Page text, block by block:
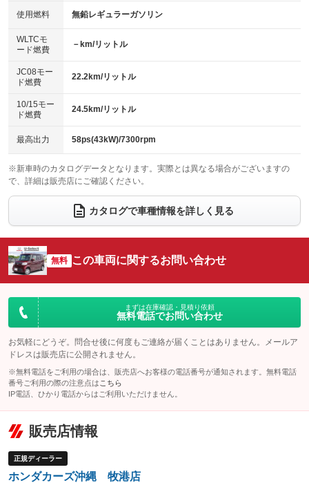
100V電源
：装備なし
センターデフロック
：装備なし
電動格納ミラー
：装備なし
バックカメラ
：装備あり
エアロ
：装備なし
：装備なし
パワーシート
ベンチシート
：装備なし
チップアップシート
：装備なし
：装備なし ：装備なし
ウォークスルー
：装備なし
電動リアゲート フロントカメラ
：装備なし
：装備なし ：装備なし
サイドカメラ
：装備なし ルーフレール
：装備なし
：装備なし
：装備なし
使用燃料 無鉛レギュラーガソリン
WLTCモ
ード燃費
－km/リットル
JC08モー
ド燃費
22.2km/リットル
10/15モー
ド燃費
24.5km/リットル
最高出力 58ps(43kW)/7300rpm
※新車時のカタログデータとなります。実際とは異なる場合がございますの
で、詳細は販売店にご確認ください。
カタログで車種情報を詳しく見る
無料 この車両に関するお問い合わせ
まずは在庫確認・見積り依頼
無料電話でお問い合わせ
お気軽にどうぞ。問合せ後に何度もご連絡が届くことはありません。メールア
ドレスは販売店に公開されません。
※無料電話をご利用の場合は、販売店へお客様の電話番号が通知されます。無料電話
番号ご利用の際の注意点は こちら
IP電話、ひかり電話からはご利用いただけません。
販売店情報
正規ディーラー
ホンダカーズ沖縄 牧港店